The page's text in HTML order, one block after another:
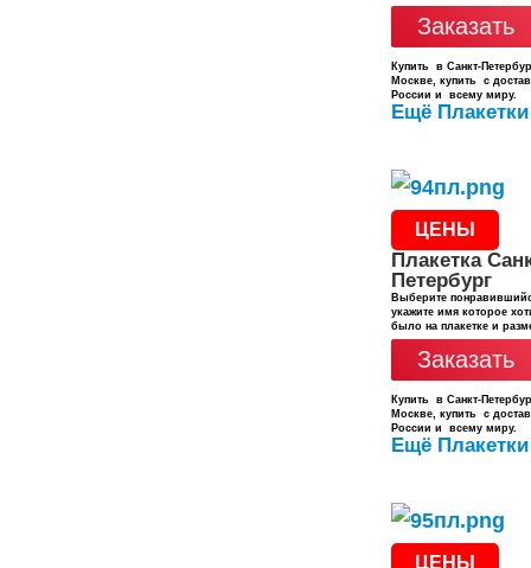
Заказать
Купить в Санкт-
Москве, купить с
России и всему миру.
Ещё
ЦЕНЫ
Плакетка
Петербург
Выберите
укажите имя которое
было на плакетке и
Заказать
Купить в Санкт-
Москве, купить с
России и всему миру.
Ещё
ЦЕНЫ